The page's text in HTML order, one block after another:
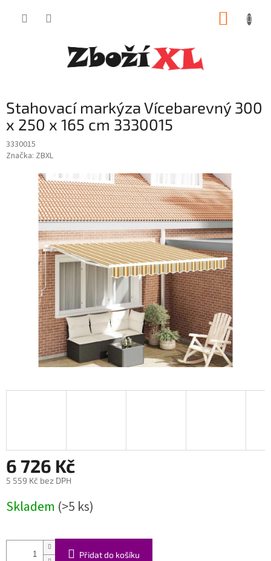
Stahovací markýza Vícebarevný 300
x 250 x 165 cm 3330015
3330015
Značka: ZBXL
6 726 Kč
5 559 Kč bez DPH
cena:
Skladem (>5 ks)
Přidat do košíku